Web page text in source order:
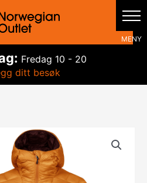
Fredag 10 - 20
ditt besøk